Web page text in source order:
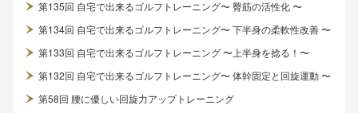
第135回 自宅で出来るゴルフトレーニング〜 臀筋の活性化 〜
第134回 自宅で出来るゴルフトレーニング〜 下半身の柔軟性改善 〜
第133回 自宅で出来るゴルフトレーニング 〜上半身を捻る！〜
第132回 自宅で出来るゴルフトレーニング〜 体幹固定と回旋運動 〜
第58回 腰に優しい回旋力アップトレーニング